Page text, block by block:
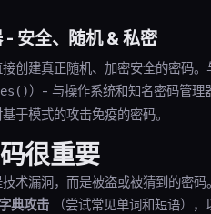
- 安全、随机 & 私密
创建真正随机、加密安全的密码
）- 与操作系统和知名密码管理
于模式的攻击免疫的密码。
很重要
术漏洞，而是被盗或被猜到的密码
字典攻击 （尝试常见单词和短语），